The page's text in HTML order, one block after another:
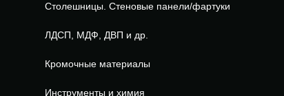
Столешницы. Стеновые панели/фартуки
ЛДСП, МДФ, ДВП и др.
Кромочные материалы
Инструменты и химия